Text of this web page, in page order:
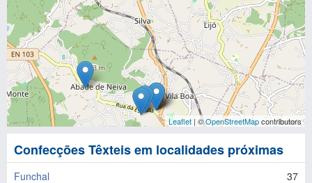
Leaflet | ©OpenStreetMapcontributors
Confecções Têxteis em localidades próximas
Funchal
37